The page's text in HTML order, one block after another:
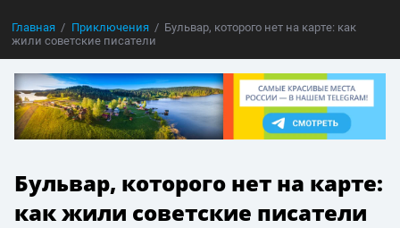
Главная Приключения
Бульвар, которого нет на карте: как
жили советские писатели
Бульвар, которого нет на карте:
как жили советские писатели